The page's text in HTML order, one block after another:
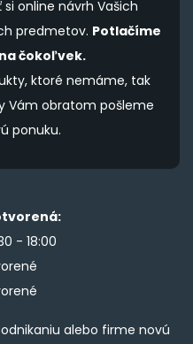
online návrh Vašich
predmetov. Potlačíme
čokoľvek.
ktoré nemáme, tak
Vám obratom pošleme
ponuku.
- 18:00
alebo firme novú